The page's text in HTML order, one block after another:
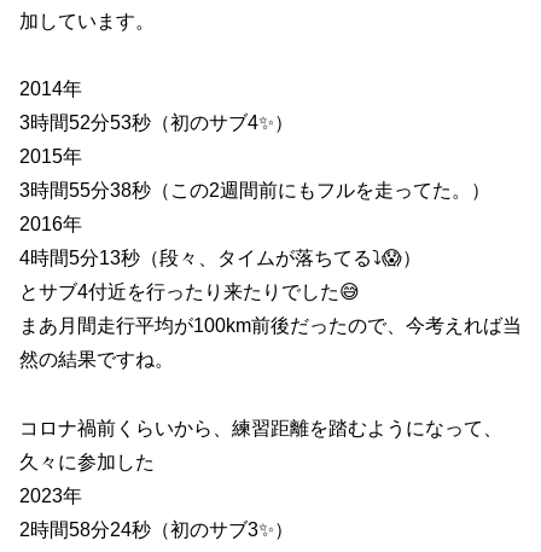
加しています。
2014年
3時間52分53秒（初のサブ4✨）
2015年
3時間55分38秒（この2週間前にもフルを走ってた。）
2016年
4時間5分13秒（段々、タイムが落ちてる⤵️😱）
とサブ4付近を行ったり来たりでした😅
まあ月間走行平均が100km前後だったので、今考えれば当
然の結果ですね。
コロナ禍前くらいから、練習距離を踏むようになって、
久々に参加した
2023年
2時間58分24秒（初のサブ3✨）